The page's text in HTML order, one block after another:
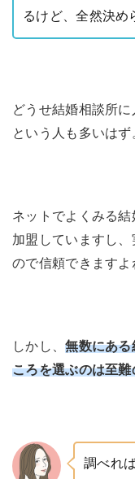
るけど、全然決め
どうせ結婚相談所
という人も多いはず
ネットでよくみる
加盟していますし
ので信頼できますよ
しかし、無数にある
ころを選ぶのは至難
調べれ